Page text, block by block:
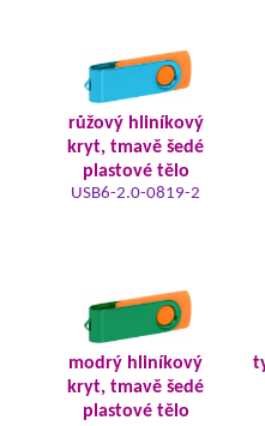
růžový hliníkový
kryt, tmavě šedé
plastové tělo
USB6-2.0-0819-2
modrý hliníkový
kryt, tmavě šedé
plastové tělo